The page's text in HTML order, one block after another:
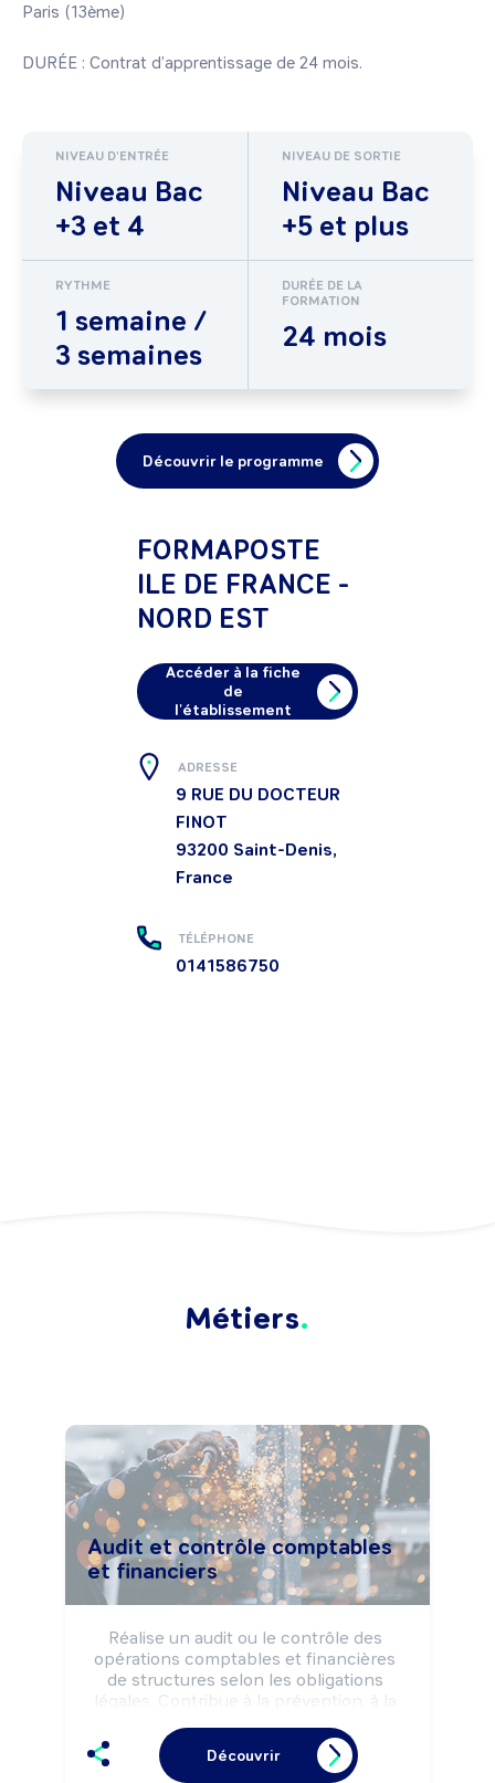
Paris (13ème)
NIVEAU D'ENTRÉE
Niveau Bac
+3 et 4
NIVEAU DE SORTIE
Niveau Bac
+5 et plus
RYTHME
1 semaine /
3 semaines
DURÉE DE LA
FORMATION
24 mois
Découvrir le programme
FORMAPOSTE
ILE DE FRANCE -
NORD EST
Accéder à la fiche
de
l'établissement
ADRESSE
9 RUE DU DOCTEUR
FINOT
93200 Saint-Denis,
France
TÉLÉPHONE
0141586750
Métiers
Audit et contrôle comptables
et financiers
Réalise un audit ou le contrôle des
opérations comptables et financières
de structures selon les obligations
légales. Contribue à la prévention, à la
structures et à la recherche des
irrégularités éventuelles. Peut apporter
Découvrir